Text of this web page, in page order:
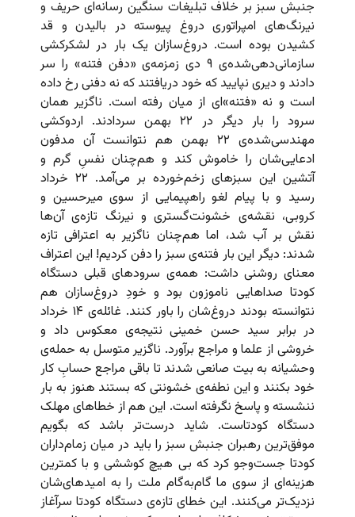
جنبش سبز بر خلاف تبلیغات سنگین رسانه‌ای حریف و
نیرنگ‌های امپراتوری دروغ پیوسته در بالیدن و قد
کشیدن بوده است. دروغ‌سازان یک بار در لشکرکشی
سازمانی‌دهی‌شده‌ی ۹ دی زمزمه‌ی «دفن فتنه» را سر
دادند و دیری نپایید که خود دریافتند که نه دفنی رخ داده
است و نه «فتنه»ای از میان رفته است. ناگزیر همان
سرود را بار دیگر در ۲۲ بهمن سردادند. اردوکشی
مهندسی‌شده‌ی ۲۲ بهمن هم نتوانست آن مدفون
ادعایی‌شان را خاموش کند و هم‌چنان نفسِ گرم و
آتشین این سبزهای زخم‌خورده بر می‌آمد. ۲۲ خرداد
رسید و با پیام لغو راهپیمایی از سوی میرحسین و
کروبی، نقشه‌ی خشونت‌گستری و نیرنگ تازه‌ی آن‌ها
نقش بر آب شد، اما هم‌چنان ناگزیر به اعترافی تازه
شدند: دیگر این بار فتنه‌ی سبز را دفن کردیم! این اعتراف
معنای روشنی داشت: همه‌ی سرودهای قبلی دستگاه
کودتا صداهایی ناموزون بود و خودِ دروغ‌سازان هم
نتوانسته بودند دروغ‌شان را باور کنند. غائله‌ی ۱۴ خرداد
در برابر سید حسن خمینی نتیجه‌ی معکوس داد و
خروشی از علما و مراجع برآورد. ناگزیر متوسل به حمله‌ی
وحشیانه به بیت صانعی شدند تا باقی مراجع حسابِ کار
خود بکنند و این نطفه‌ی خشونتی که بستند هنوز به بار
ننشسته و پاسخ نگرفته است. این هم از خطاهای مهلک
دستگاه کودتاست. شاید درست‌تر باشد که بگویم
موفق‌ترین رهبران جنبش سبز را باید در میان زمام‌داران
کودتا جست‌وجو کرد که بی هیچ کوششی و با کمترین
هزینه‌ای از سوی ما گام‌به‌گام ملت را به امیدهای‌شان
نزدیک‌تر می‌کنند. این خطای تازه‌ی دستگاه کودتا سرآغاز